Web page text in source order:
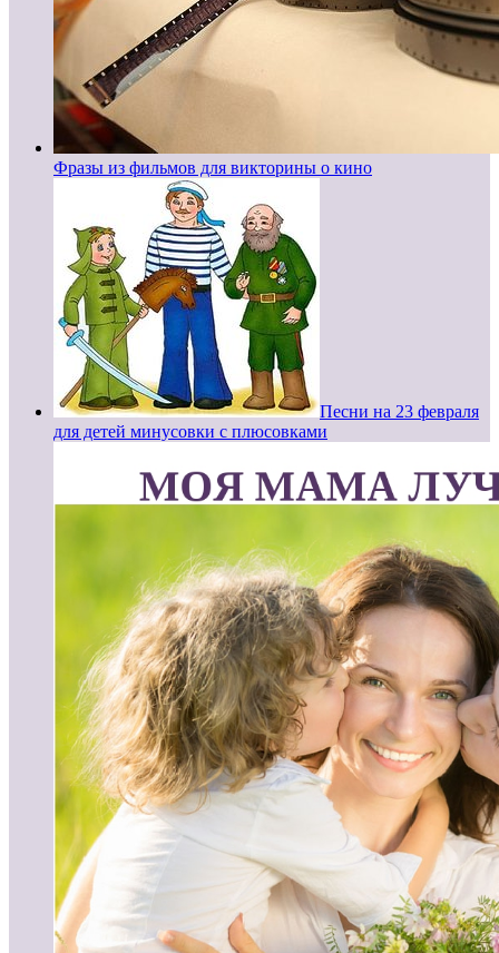
Фразы из фильмов для викторины о кино
Песни на 23 февраля
для детей минусовки с плюсовками